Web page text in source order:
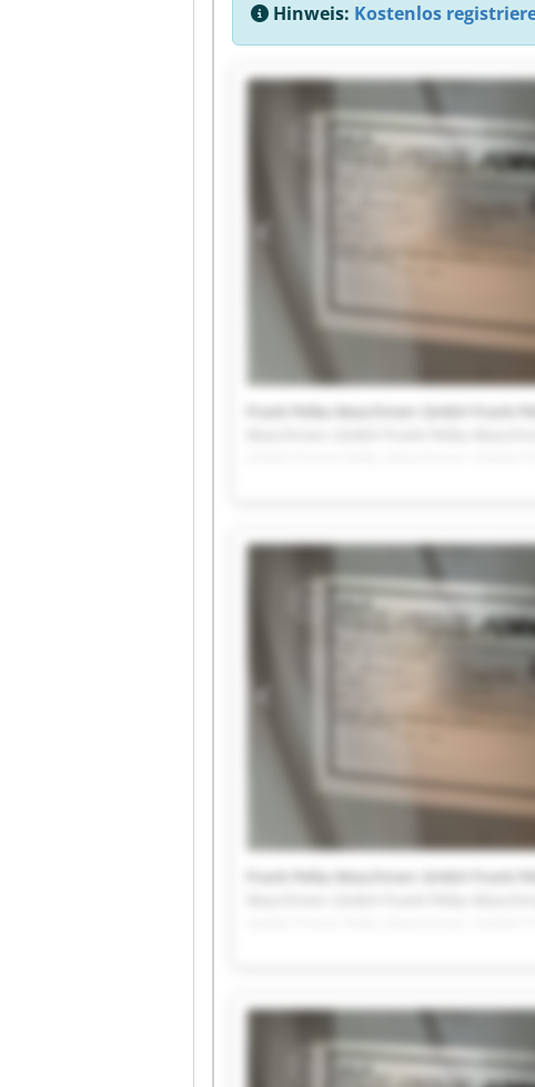
Hinweis: Kostenlos
Frank Pelka Maschinen GmbH Frank
Pelka Maschinen GmbH Frank Pelka
Frank Pelka Maschinen GmbH Frank
Pelka Maschinen GmbH Frank Pelka